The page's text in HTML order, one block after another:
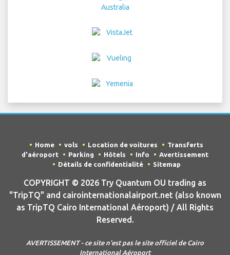
Home vols Location de voitures
Transferts
d'aéroport
Parking Hôtels Info
Avertissement
Détails de confidentialité
Sitemap
COPYRIGHT © 2026 Try Quantum OU trading as
"TripTQ" and cairointernationalairport.net (also known
as TripTQ Cairo International Aéroport) / All Rights
Reserved.
AVERTISSEMENT - ce site n'est pas le site officiel de Cairo
International Aéroport